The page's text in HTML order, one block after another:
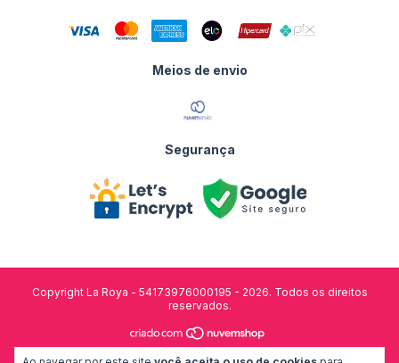
Meios de envio
Segurança
Copyright La Roya - 54173976000195 - 2026. Todos os direitos
reservados.
desenvolvido por: